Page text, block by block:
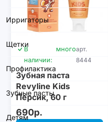
Ирригаторы
Щетки
Профилактика
Зубные пасты
Детям
В
наличии:
многоарт.
8444
Зубная паста
Revyline Kids
Персик, 60 г
690р.